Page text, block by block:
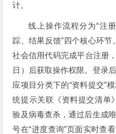
计。
线上操作流程分为“注
踪、结果反馈”四个核心环
社会信用代码完成平台注册
日）后获取操作权限。登录
应项目分类下的“资料提交”
统提示关联《资料提交清单
验及病毒查杀，通过后生成
号在“进度查询”页面实时查